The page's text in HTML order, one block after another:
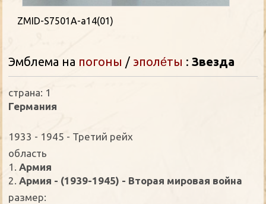
ZMID-S7501A-a14(01)
Эмблема на погоны / эполе́ты :Звезда
страна: 1
Германия
1933 - 1945 - Третий рейх
oбласть
1. Армия
2. Армия - (1939-1945) - Вторая мировая война
размер: